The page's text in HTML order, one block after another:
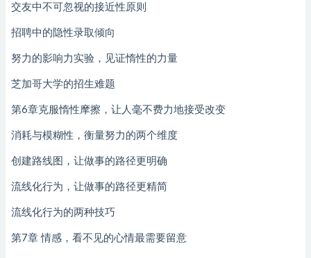
交友中不可忽视的接近性原则
招聘中的隐性录取倾向
努力的影响力实验，见证惰性的力量
芝加哥大学的招生难题
第6章克服惰性摩擦，让人毫不费力地接受改变
消耗与模糊性，衡量努力的两个维度
创建路线图，让做事的路径更明确
流线化行为，让做事的路径更精简
流线化行为的两种技巧
第7章 情感，看不见的心情最需要留意